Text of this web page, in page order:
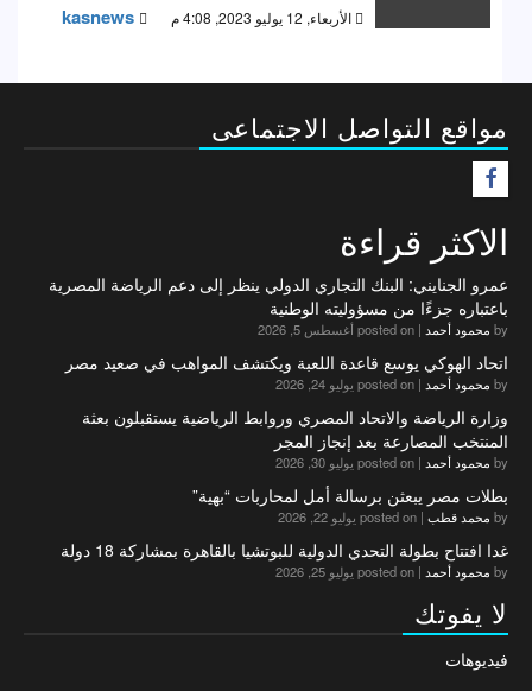
الأربعاء, 12 يوليو 2023, 4:08 م kasnews
مواقع التواصل الاجتماعى
الاكثر قراءة
عمرو الجنايني: البنك التجاري الدولي ينظر إلى دعم الرياضة المصرية
باعتباره جزءًا من مسؤوليته الوطنية
by محمود أحمد | posted on أغسطس 5, 2026
اتحاد الهوكي يوسع قاعدة اللعبة ويكتشف المواهب في صعيد مصر
by محمود أحمد | posted on يوليو 24, 2026
وزارة الرياضة والاتحاد المصري وروابط الرياضية يستقبلون بعثة
المنتخب المصارعة بعد إنجاز المجر
by محمود أحمد | posted on يوليو 30, 2026
بطلات مصر يبعثن برسالة أمل لمحاربات “بهية”
by محمد قطب | posted on يوليو 22, 2026
غدا افتتاح بطولة التحدي الدولية للبوتشيا بالقاهرة بمشاركة 18 دولة
by محمود أحمد | posted on يوليو 25, 2026
لا يفوتك
فيديوهات